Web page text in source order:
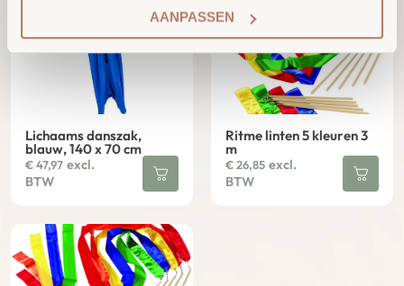
AANPASSEN
Lichaams danszak,
blauw, 140 x 70 cm
€47,97 excl.
BTW
Ritme linten 5 kleuren 3
m
€26,85 excl.
BTW